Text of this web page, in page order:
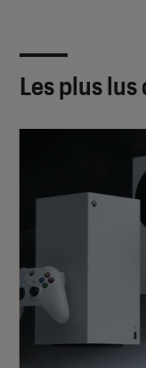
Les plus lus